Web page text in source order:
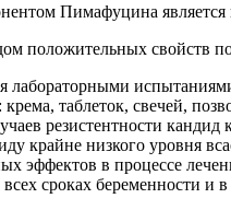
Пимафуцина является
положительных свойств
лабораторными
таблеток, свечей,
резистентности
крайне низкого уровня
эффектов в процессе
сроках беременности и в